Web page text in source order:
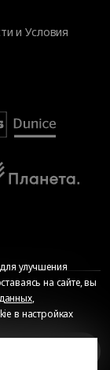
иУсловия
«ИБС
улучшения
на сайте, вы
,
в настройках